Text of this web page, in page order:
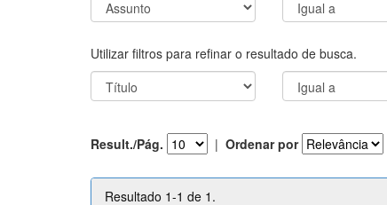
Utilizar filtros para refinar o resultado de busca.
Result./Pág. | Ordenar por
Resultado 1-1 de 1.